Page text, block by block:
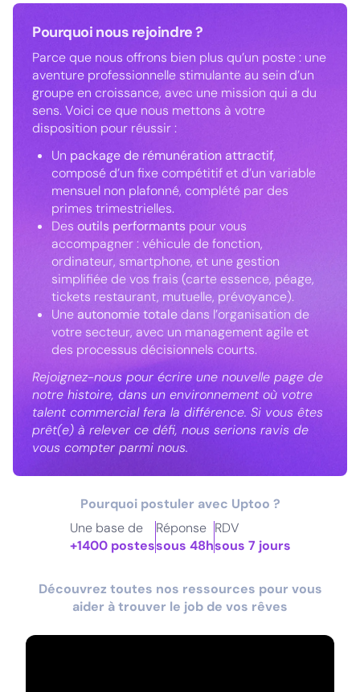
Pourquoi nous rejoindre ?
Parce que nous offrons bien plus qu’un poste : une
aventure professionnelle stimulante au sein d’un
groupe en croissance, avec une mission qui a du
sens. Voici ce que nous mettons à votre
disposition pour réussir :
Un package de rémunération attractif,
composé d’un fixe compétitif et d’un variable
mensuel non plafonné, complété par des
primes trimestrielles.
Des outils performants pour vous
accompagner : véhicule de fonction,
ordinateur, smartphone, et une gestion
simplifiée de vos frais (carte essence, péage,
tickets restaurant, mutuelle, prévoyance).
Une autonomie totaledans l’organisation de
votre secteur, avec un management agile et
des processus décisionnels courts.
Rejoignez-nous pour écrire une nouvelle page de
notre histoire, dans un environnement où votre
talent commercial fera la différence. Si vous êtes
prêt(e) à relever ce défi, nous serions ravis de
vous compter parmi nous.
Pourquoi postuler avec Uptoo ?
Une base de
+1400 postes
Réponse
sous 48h
RDV
sous 7 jours
Découvrez toutes nos ressources pour vous
aider à trouver le job de vos rêves